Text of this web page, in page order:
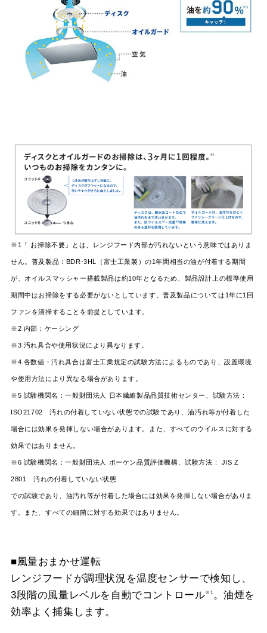
※1「 お掃除不要」とは、レンジフード内部が汚れないという意味ではありま
せん。普及製品：BDR-3HL（富士工業製）の1年間相当の油が付着する期間
が、オイルスマッシャー搭載製品は約10年となるため、製品設計上の標準使用
期間中はお掃除をする必要がないとしています。普及製品については1年に1回
ファンを清掃することを前提としています。
※2 内部：ケーシング
※3 汚れ具合や使用状況により異なります。
※4 各数値・汚れ具合は富士工業規定の試験方法によるものであり、設置環境
や使用方法により異なる場合があります。
※5 試験機関名：一般財団法人 日本繊維製品品質技術センター、試験方法：
ISO21702 汚れの付着していない状態での試験であり、油汚れ等が付着した
場合には効果を発揮しない場合があります。また、すべてのウイルスに対する
効果ではありません。
※6 試験機関名：一般財団法人 ボーケン品質評価機構、試験方法： JIS Z
2801 汚れの付着していない状態
での試験であり、油汚れ等が付着した場合には効果を発揮しない場合がありま
す。また、すべての細菌に対する効果ではありません。
■風量おまかせ運転
レンジフードが調理状況を温度センサーで検知し、
3段階の風量レベルを自動でコントロール※1 。油煙を
効率よく捕集します。